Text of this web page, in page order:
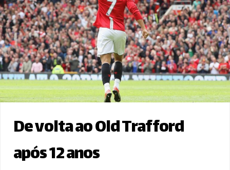
De volta ao Old Trafford
após 12 anos